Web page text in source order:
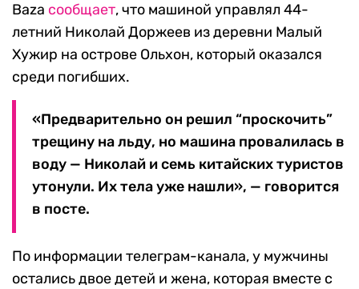
Baza сообщает, что машиной управлял 44-
летний Николай Доржеев из деревни Малый
Хужир на острове Ольхон, который оказался
среди погибших.
«Предварительно он решил “проскочить”
трещину на льду, но машина провалилась в
воду — Николай и семь китайских туристов
утонули. Их тела уже нашли», — говорится
в посте.
По информации телеграм-канала, у мужчины
остались двое детей и жена, которая вместе с